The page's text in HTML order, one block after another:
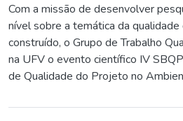
Com a missão de desenvolver
nível sobre a temática da
construído, o Grupo de Trabalho
na UFV o evento científico IV
de Qualidade do Projeto no